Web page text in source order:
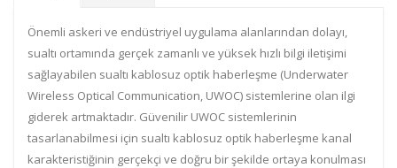
Önemli askeri ve endüstriyel uygulama alanlarından dolayı,
sualtı ortamında gerçek zamanlı ve yüksek hızlı bilgi iletişimi
sağlayabilen sualtı kablosuz optik haberleşme (Underwater
Wireless Optical Communication, UWOC) sistemlerine olan ilgi
giderek artmaktadır. Güvenilir UWOC sistemlerinin
tasarlanabilmesi için sualtı kablosuz optik haberleşme kanal
karakteristiğinin gerçekçi ve doğru bir şekilde ortaya konulması